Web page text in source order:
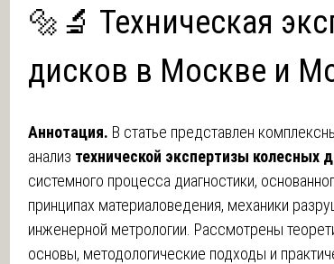
🔩🔬 Техническая
дисков в Москве и
Аннотация. В статье представлен
анализ технической экспертизы колесных
системного процесса диагностики,
принципах материаловедения, механики
инженерной метрологии. Рассмотрены
основы, методологические подходы и